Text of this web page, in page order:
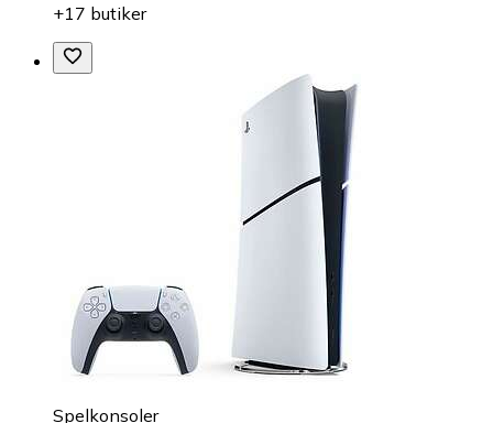
+17 butiker
Spelkonsoler